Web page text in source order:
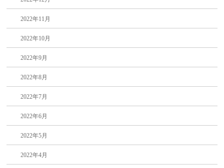
2022年11月
2022年10月
2022年9月
2022年8月
2022年7月
2022年6月
2022年5月
2022年4月